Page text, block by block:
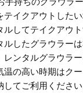
テイクアウトした
ルしてテイクアウ
ルしたグラウラー
レンタルグラウラ
温の高い時期はク
てご利用ください